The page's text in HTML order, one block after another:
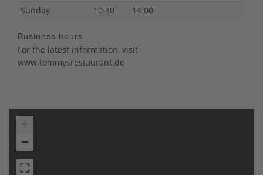
Sunday
10:30 14:00
Business hours
For the latest information, visit
www.tommysrestaurant.de
−